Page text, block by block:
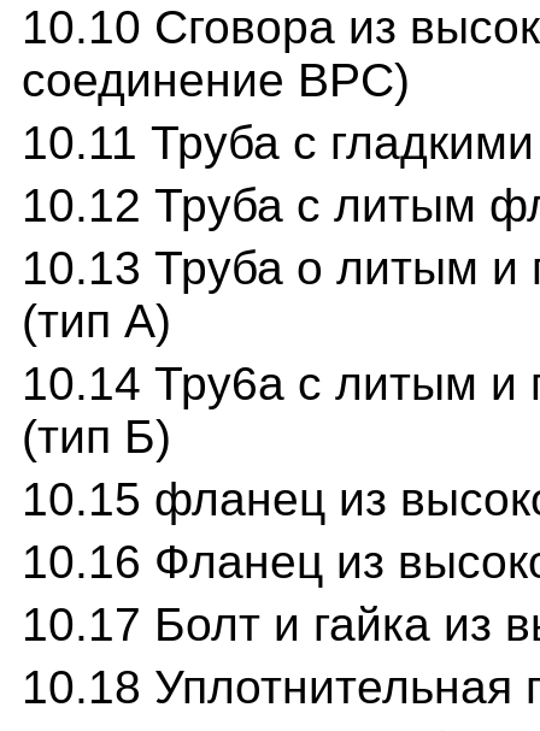
10.10 Сговора из
соединение ВРС)
10.11 Труба с
10.12 Труба с литым
10.13 Труба о литым
(тип А)
10.14 Тру6а с литым
(тип Б)
10.15 фланец из
10.16 Фланец из
10.17 Болт и гайка из
10.18 Уплотнительная